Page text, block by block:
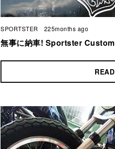
SPORTSTER 225months ago
無事に納車! Sportster Custom
READ